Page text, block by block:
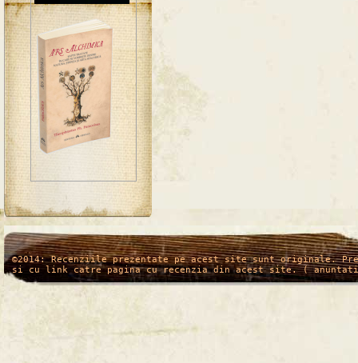
/* */
©2014: Recenziile prezentate pe acest site sunt originale.
si cu link catre pagina cu recenzia din acest site. (